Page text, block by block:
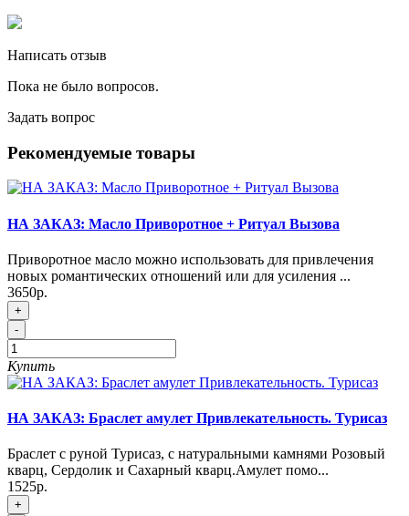
Написать отзыв
Пока не было вопросов.
Задать вопрос
Рекомендуемые товары
НА ЗАКАЗ: Масло Приворотное + Ритуал Вызова
Приворотное масло можно использовать для привлечения
новых романтических отношений или для усиления ...
3650р.
+
-
Купить
НА ЗАКАЗ: Браслет амулет Привлекательность. Турисаз
Браслет с руной Турисаз, с натуральными камнями Розовый
кварц, Сердолик и Сахарный кварц.Амулет помо...
1525р.
+